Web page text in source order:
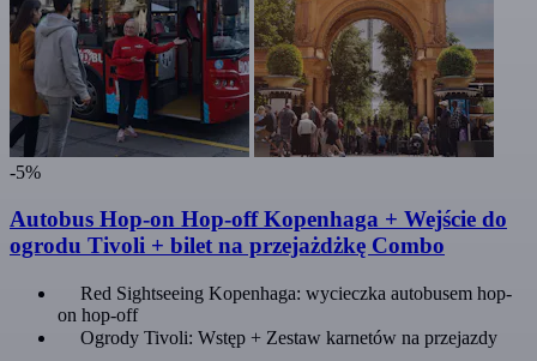
-5%
Autobus Hop-on Hop-off Kopenhaga + Wejście do
ogrodu Tivoli + bilet na przejażdżkę Combo
Red Sightseeing Kopenhaga: wycieczka autobusem hop-
on hop-off
Ogrody Tivoli: Wstęp + Zestaw karnetów na przejazdy